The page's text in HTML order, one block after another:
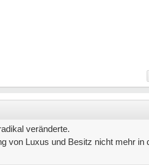
veränderte.
von Luxus und Besitz nicht mehr in